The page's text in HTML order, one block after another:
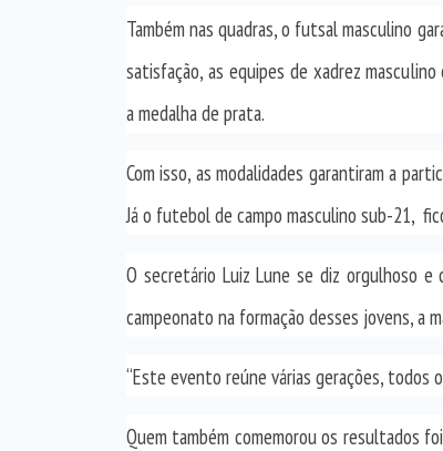
Também nas quadras, o futsal masculino
satisfação, as equipes de xadrez
a medalha de prata.
Com isso, as modalidades garantiram a
Já o futebol de campo masculino sub-21,
O secretário Luiz Lune se diz orgulhoso e
campeonato na formação desses jovens, a
“Este evento reúne várias gerações, todos
Quem também comemorou os resultados